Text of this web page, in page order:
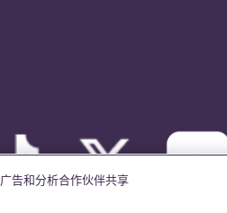
告和分析合作伙伴共享